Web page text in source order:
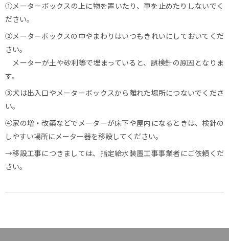
①メーターボックスの上に物を置いたり、車を止めたりしないでく
ださい。
②メーターボックスの中やまわりはいつもきれいにしておいてくだ
さい。
メーターが土や砂利等で埋まっていると、誤検針の原因となりま
す。
③犬は出入口やメーターボックスから離れた場所につないでくださ
い。
④家の増・改築などでメーターが床下や屋内になるときは、検針の
しやすい場所にメーター器を移設してください。
→移設工事につきましては、指定給水装置工事事業者にご依頼くだ
さい。